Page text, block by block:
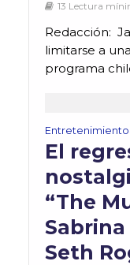
13 Lectura
Redacción:
limitarse a
programa
Entretenimiento
El
“The
Seth